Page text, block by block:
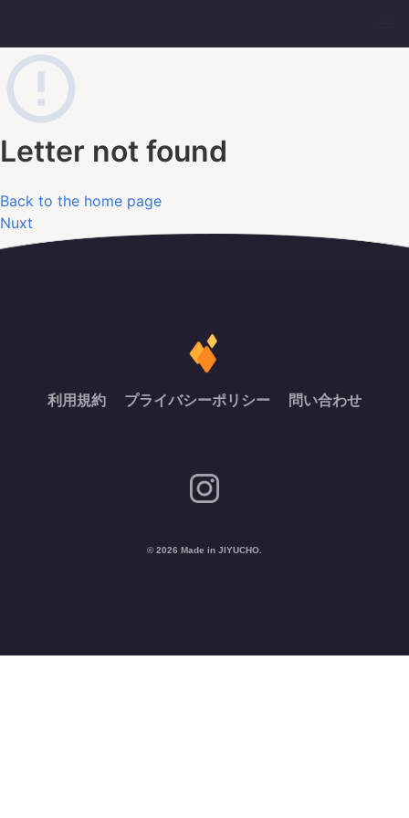
Letter not found
Back to the home page
Nuxt
利用規約 プライバシーポリシー 問い合わせ
© 2026 Made in JIYUCHO.